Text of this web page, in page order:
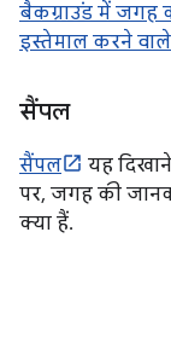
बैकग्राउंड में जगह
इस्तेमाल करने
सैंपल
सैंपल
यह
पर, जगह की
क्या हैं.